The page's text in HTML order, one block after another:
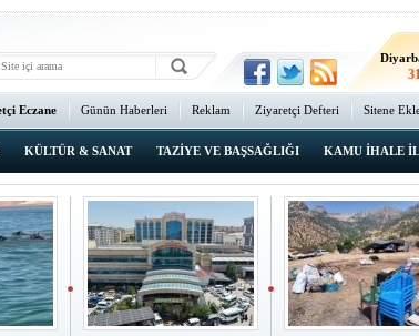
Eczane Günün Haberleri Reklam Ziyaretçi Defteri
Sitene
KÜLTÜR & SANAT TAZİYE VE BAŞSAĞLIĞI KAMU İHALE